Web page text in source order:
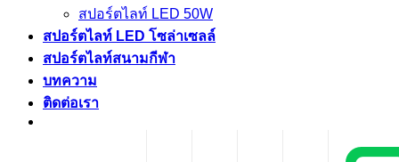
สปอร์ตไลท์ LED 50W
สปอร์ตไลท์ LED โซล่าเซลล์
สปอร์ตไลท์สนามกีฬา
บทความ
ติดต่อเรา